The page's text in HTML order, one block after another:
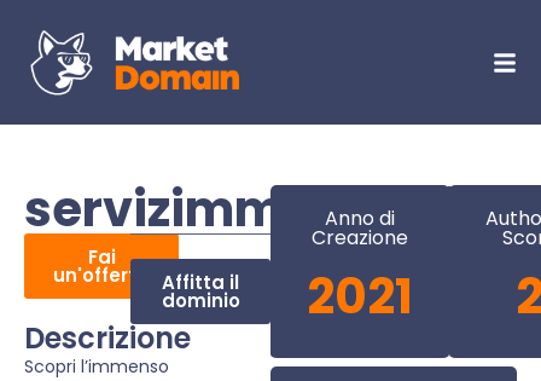
servizimmobiliari.it
Fai
un'offerta Affitta il
dominio
Descrizione
Scopri l’immenso
Anno di
Creazione
2021